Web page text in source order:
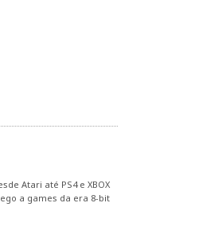
Atari até PS4 e XBOX
a games da era 8-bit